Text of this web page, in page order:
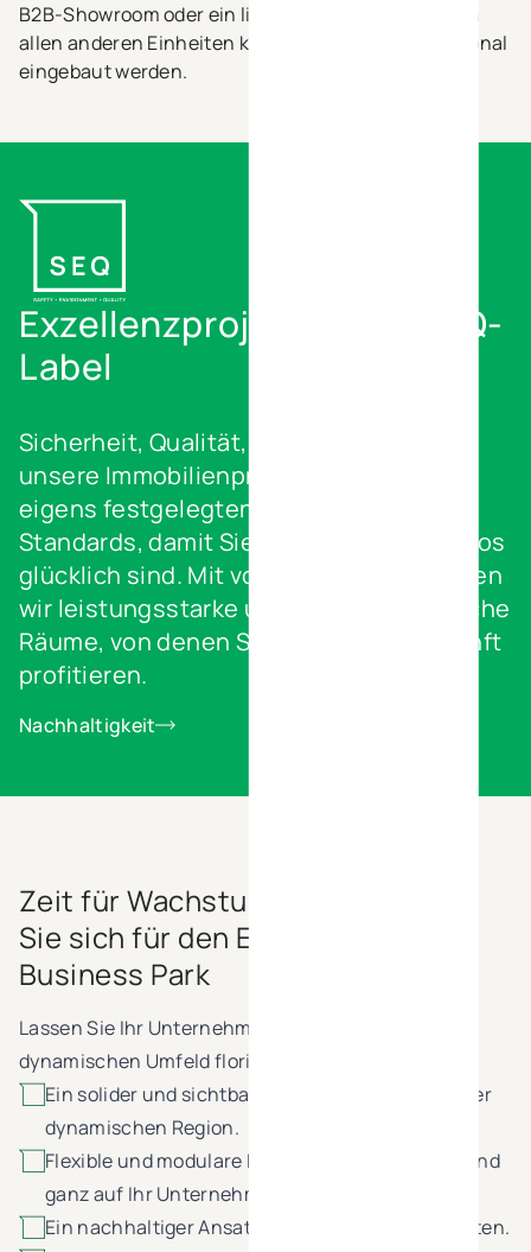
B2B-Showroom oder ein lichtdurchflutetes Büro. In
allen anderen Einheiten kann eine Mezzanine optional
eingebaut werden.
Exzellenzprojekte mit S.E.Q-
Label
Sicherheit, Qualität, Umweltschutz. All
unsere Immobilienprojekte erfüllen die
eigens festgelegten anspruchsvollen
Standards, damit Sie als Nutzer wunschlos
glücklich sind. Mit vollem Einsatz schaffen
wir leistungsstarke und umweltfreundliche
Räume, von denen Sie jetzt und in Zukunft
profitieren.
Nachhaltigkeit
Zeit für Wachstum? Entscheiden
Sie sich für den Eupen Green
Business Park
Lassen Sie Ihr Unternehmen in diesem grünen und
dynamischen Umfeld florieren:
Ein solider und sichtbarer Standort inmitten einer
dynamischen Region.
Flexible und modulare Räumlichkeiten, die voll und
ganz auf Ihr Unternehmen zugeschnitten sind.
Ein nachhaltiger Ansatz für niedrige Energiekosten.